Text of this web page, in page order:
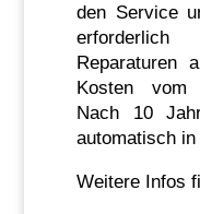
den Service
Reparaturen
Kosten vom
Nach 10
automatisch
Weitere Infos